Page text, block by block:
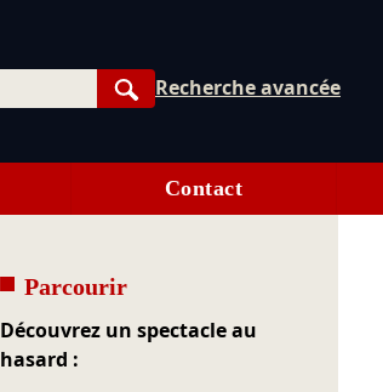
Rechercher
Recherche avancée
Contact
Parcourir
Découvrez un spectacle au
hasard :